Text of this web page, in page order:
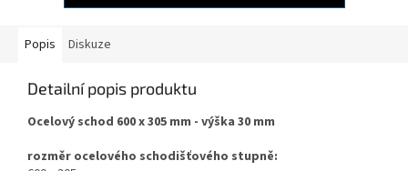
Popis Diskuze
Detailní popis produktu
Ocelový schod 600 x 305 mm - výška 30 mm
rozměr ocelového schodišťového stupně: